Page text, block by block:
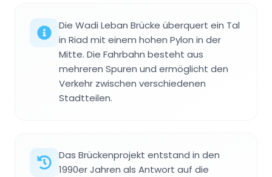
Die Wadi Leban Brücke überquert ein Tal
in Riad mit einem hohen Pylon in der
Mitte. Die Fahrbahn besteht aus
mehreren Spuren und ermöglicht den
Verkehr zwischen verschiedenen
Stadtteilen.
Das Brückenprojekt entstand in den
1990er Jahren als Antwort auf die